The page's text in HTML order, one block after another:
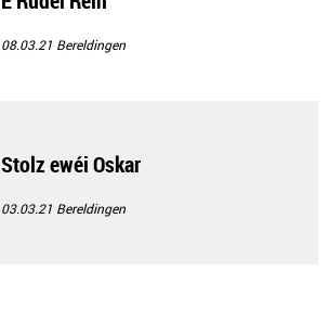
08.03.21 Bereldingen
Stolz ewéi Oskar
03.03.21 Bereldingen